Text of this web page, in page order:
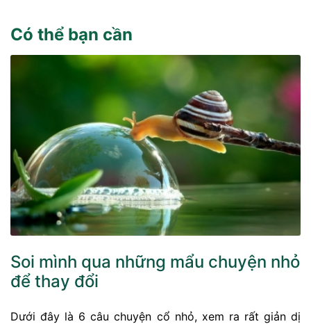
Có thể bạn cần
Soi mình qua những mẩu chuyện nhỏ
để thay đổi
Dưới đây là 6 câu chuyện cổ nhỏ, xem ra rất giản dị